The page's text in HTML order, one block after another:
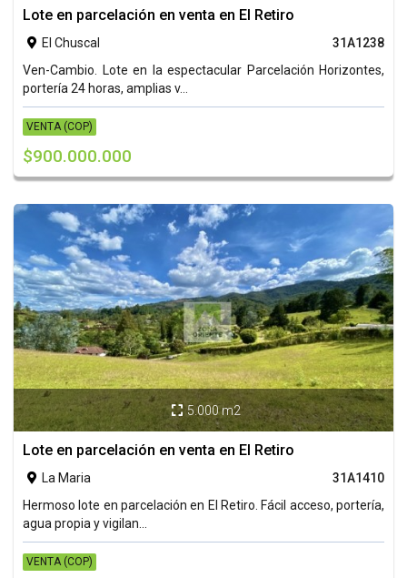
Lote en parcelación en venta en El Retiro
 El Chuscal
31A1238
Ven-Cambio. Lote en la espectacular Parcelación Horizontes,
portería 24 horas, amplias v...
VENTA (COP)
$900.000.000
 5.000 m2
Lote en parcelación en venta en El Retiro
 La Maria
31A1410
Hermoso lote en parcelación en El Retiro. Fácil acceso, portería,
agua propia y vigilan...
VENTA (COP)